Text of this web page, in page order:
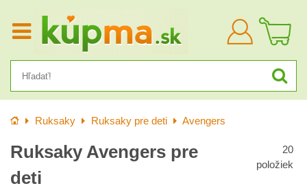
Prihlásiť
sa
Úvod Ruksaky Ruksaky pre deti Avengers
Ruksaky Avengers pre
deti
20
položiek